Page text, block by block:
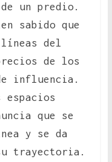
un predio.
sabido que
del
de los
influencia.
espacios
que se
y se da
trayectoria.